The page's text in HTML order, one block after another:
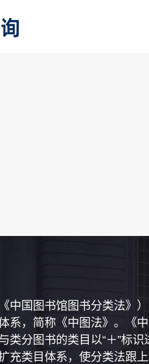
中国图书馆图书分类法》
系，简称《中图法》。《
类分图书的类目以“＋”标
充类目体系，使分类法跟